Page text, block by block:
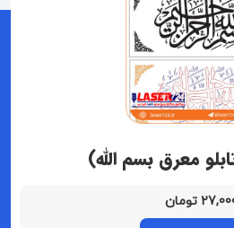
معرق بسم الله)
تومان